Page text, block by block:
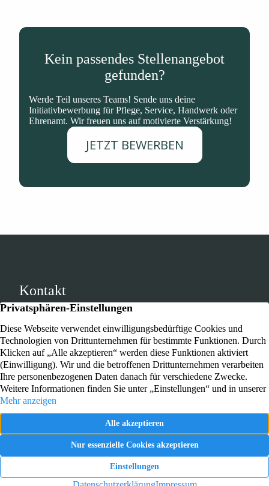
Kein passendes Stellenangebot
gefunden?
Werde Teil unseres Teams! Sende uns deine
Initiativbewerbung für Pflege, Service, Handwerk oder
Ehrenamt. Wir freuen uns auf motivierte Verstärkung!
JETZT BEWERBEN
Kontakt
Lessingstrasse 6 – 8
47608 Geldern
Rufen Sie uns an!
+49 2831 4341
Haus Boeckelt
Preise & Zimmer
Wohnbereiche
Wichtiges
Über uns
Kontakt